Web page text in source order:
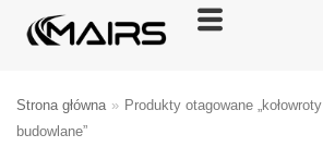
Skocz
do
Strona główna » Produkty otagowane „kołowroty
budowlane”